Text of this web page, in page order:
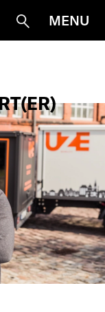
Suche
MENU